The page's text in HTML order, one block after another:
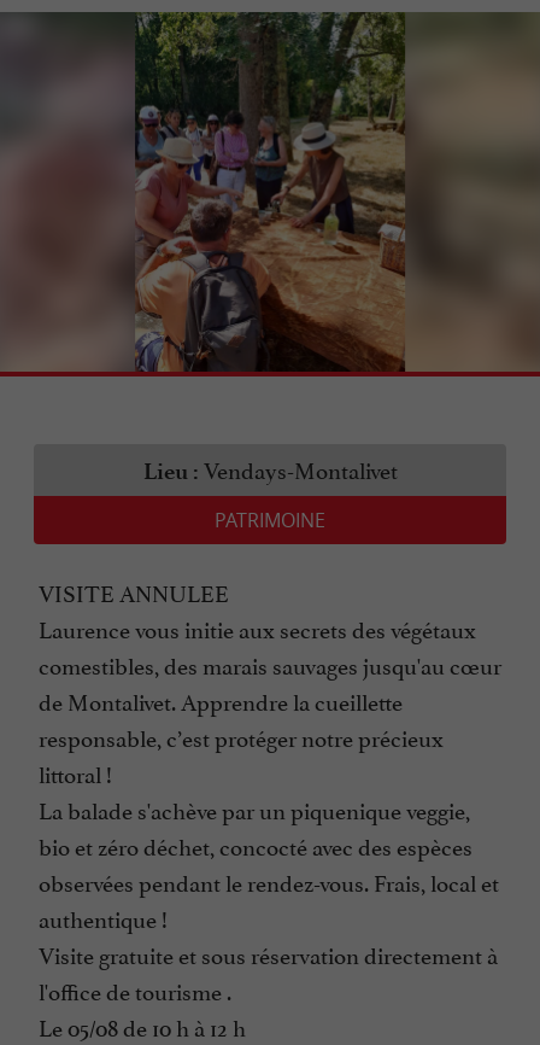
Lieu : Vendays-Montalivet
PATRIMOINE
VISITE ANNULEE
Laurence vous initie aux secrets des végétaux
comestibles, des marais sauvages jusqu'au cœur
de Montalivet. Apprendre la cueillette
responsable, c’est protéger notre précieux
littoral !
La balade s'achève par un piquenique veggie,
bio et zéro déchet, concocté avec des espèces
observées pendant le rendez-vous. Frais, local et
authentique !
Visite gratuite et sous réservation directement à
l'office de tourisme .
Le 05/08 de 10 h à 12 h